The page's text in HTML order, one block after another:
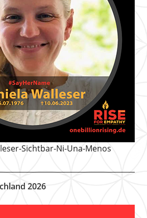
Sichtbar-Ni-Una-Menos
2026